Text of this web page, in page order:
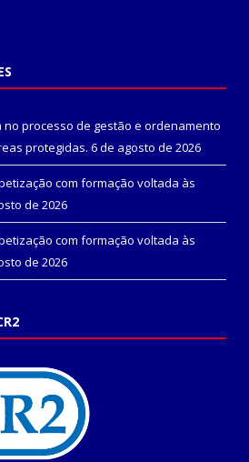
no processo de gestão e ordenamento
protegidas. 6 de agosto de 2026
com formação voltada às
de 2026
com formação voltada às
de 2026